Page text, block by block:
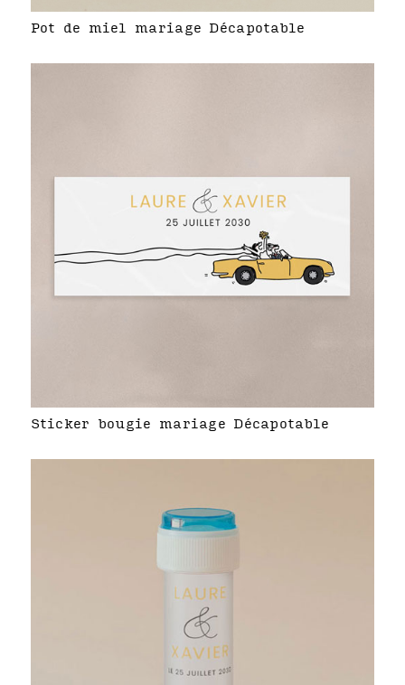
Pot de miel mariage Décapotable
Sticker bougie mariage Décapotable